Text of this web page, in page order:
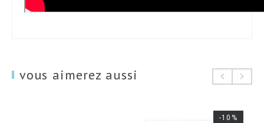
vous aimerez aussi
-10%